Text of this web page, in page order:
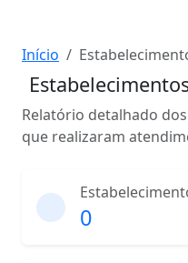
Início
Relatório detalhado
que realizaram
0